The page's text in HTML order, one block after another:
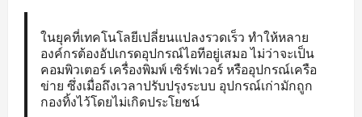
ในยุคที่เทคโนโลยีเปลี่ยนแปลงรวดเร็ว ทำให้หลาย
องค์กรต้องอัปเกรดอุปกรณ์ไอทีอยู่เสมอ ไม่ว่าจะเป็น
คอมพิวเตอร์ เครื่องพิมพ์ เซิร์ฟเวอร์ หรืออุปกรณ์เครือ
ข่าย ซึ่งเมื่อถึงเวลาปรับปรุงระบบ อุปกรณ์เก่ามักถูก
กองทิ้งไว้โดยไม่เกิดประโยชน์